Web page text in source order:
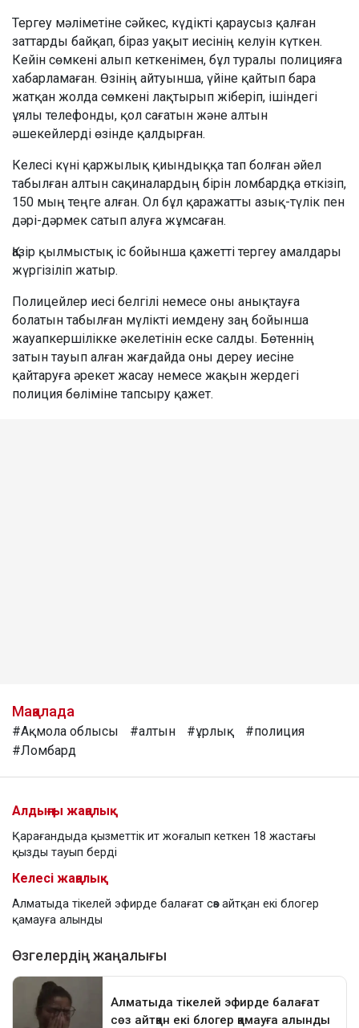
Тергеу мәліметіне сәйкес, күдікті қараусыз қалған
заттарды байқап, біраз уақыт иесінің келуін күткен.
Кейін сөмкені алып кеткенімен, бұл туралы полицияға
хабарламаған. Өзінің айтуынша, үйіне қайтып бара
жатқан жолда сөмкені лақтырып жіберіп, ішіндегі
ұялы телефонды, қол сағатын және алтын
әшекейлерді өзінде қалдырған.
Келесі күні қаржылық қиындыққа тап болған әйел
табылған алтын сақиналардың бірін ломбардқа өткізіп,
150 мың теңге алған. Ол бұл қаражатты азық-түлік пен
дәрі-дәрмек сатып алуға жұмсаған.
Қазір қылмыстық іс бойынша қажетті тергеу амалдары
жүргізіліп жатыр.
Полицейлер иесі белгілі немесе оны анықтауға
болатын табылған мүлікті иемдену заң бойынша
жауапкершілікке әкелетінін еске салды. Бөтеннің
затын тауып алған жағдайда оны дереу иесіне
қайтаруға әрекет жасау немесе жақын жердегі
полиция бөліміне тапсыру қажет.
Мақалада
#Ақмола облысы #алтын #ұрлық
#полиция
#Ломбард
Алдыңғы жаңалық
Қарағандыда қызметтік ит жоғалып кеткен 18 жастағы
қызды тауып берді
Келесі жаңалық
Алматыда тікелей эфирде балағат сөз айтқан екі блогер
қамауға алынды